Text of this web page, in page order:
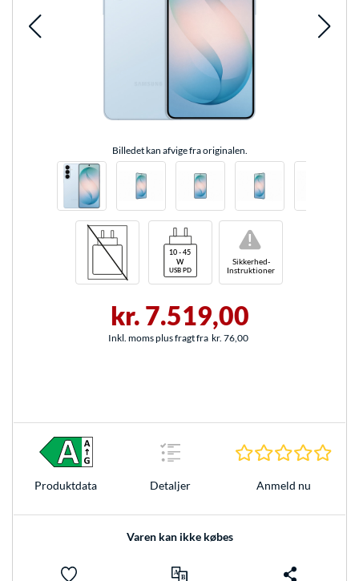
Billedet kan afvige fra originalen.
Sikkerhed-
Instruktioner
!
kr. 7.519,00
Inkl. moms plus fragt fra kr. 76,00
Produkt­data Detaljer Anmeld nu
Varen kan ikke købes